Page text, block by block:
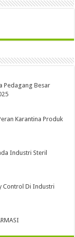
Pedagang Besar
Karantina Produk
Industri Steril
Control Di Industri